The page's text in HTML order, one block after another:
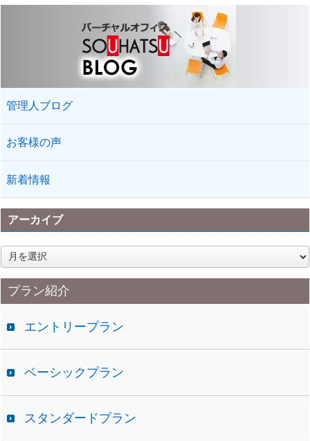
管理人ブログ
お客様の声
新着情報
アーカイブ
ア
ー
カ
イプラン紹介
エントリープラン
ベーシックプラン
スタンダードプラン